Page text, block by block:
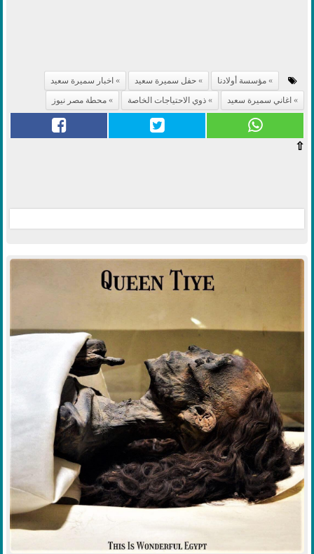
مؤسسة أولادنا حفل سميرة سعيد
اخبار سميرة سعيد
اغاني سميرة سعيد
ذوي الاحتياجات الخاصة محطة مصر نيوز
⇧